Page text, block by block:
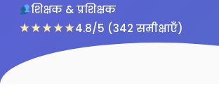
शिक्षक & प्रशिक्षक
★★★★★4.8/5 (342 समीक्षाएँ)